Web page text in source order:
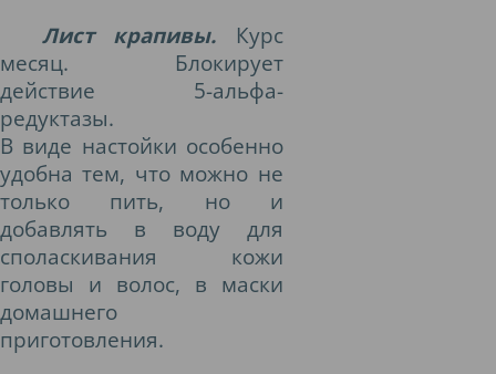
Лист крапивы. Курс
месяц. Блокирует
действие 5-альфа-
редуктазы.
В виде настойки особенно
удобна тем, что можно не
только пить, но и
добавлять в воду для
споласкивания кожи
головы и волос, в маски
домашнего
приготовления.